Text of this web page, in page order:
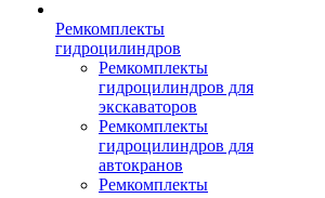
Ремкомплекты
гидроцилиндров
Ремкомплекты
гидроцилиндров для
экскаваторов
Ремкомплекты
гидроцилиндров для
автокранов
Ремкомплекты